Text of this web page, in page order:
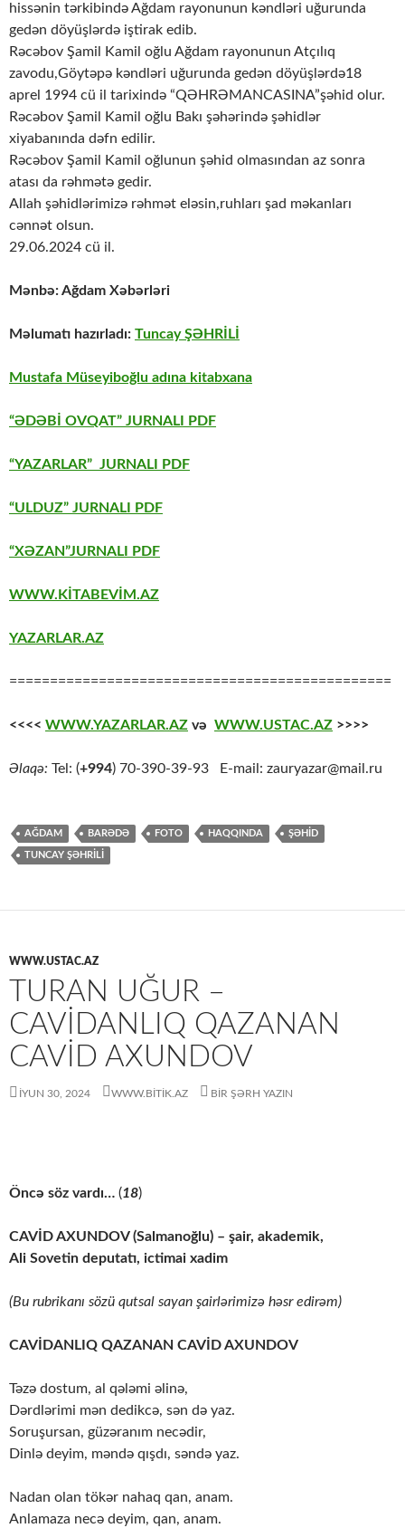
hissənin tərkibində Ağdam rayonunun kəndləri uğurunda
gedən döyüşlərdə iştirak edib.
Rəcəbov Şamil Kamil oğlu Ağdam rayonunun Atçılıq
zavodu,Göytəpə kəndləri uğurunda gedən döyüşlərdə18
aprel 1994 cü il tarixində “QƏHRƏMANCASINA”şəhid olur.
Rəcəbov Şamil Kamil oğlu Bakı şəhərində şəhidlər
xiyabanında dəfn edilir.
Rəcəbov Şamil Kamil oğlunun şəhid olmasından az sonra
atası da rəhmətə gedir.
Allah şəhidlərimizə rəhmət eləsin,ruhları şad məkanları
cənnət olsun.
29.06.2024 cü il.
Mənbə: Ağdam Xəbərləri
Məlumatı hazırladı: Tuncay ŞƏHRİLİ
Mustafa Müseyiboğlu adına kitabxana
“ƏDƏBİ OVQAT” JURNALI PDF
“YAZARLAR” JURNALI PDF
“ULDUZ” JURNALI PDF
“XƏZAN”JURNALI PDF
WWW.KİTABEVİM.AZ
YAZARLAR.AZ
===============================================
<<<< WWW.YAZARLAR.AZ və WWW.USTAC.AZ >>>>
Əlaqə: Tel: (+994) 70-390-39-93 E-mail: zauryazar@mail.ru
AĞDAM BARƏDƏ FOTO HAQQINDA ŞƏHİD
TUNCAY ŞƏHRİLİ
WWW.USTAC.AZ
TURAN UĞUR –
CAVİDANLIQ QAZANAN
CAVİD AXUNDOV
İYUN 30, 2024 WWW.BITIK.AZ BIR ŞƏRH YAZIN
Öncə söz vardı… (18)
CAVİD AXUNDOV (Salmanoğlu) – şair, akademik,
Ali Sovetin deputatı, ictimai xadim
(Bu rubrikanı sözü qutsal sayan şairlərimizə həsr edirəm)
CAVİDANLIQ QAZANAN CAVİD AXUNDOV
Təzə dostum, al qələmi əlinə,
Dərdlərimi mən dedikcə, sən də yaz.
Soruşursan, güzəranım necədir,
Dinlə deyim, məndə qışdı, səndə yaz.
Nadan olan tökər nahaq qan, anam.
Anlamaza necə deyim, qan, anam.